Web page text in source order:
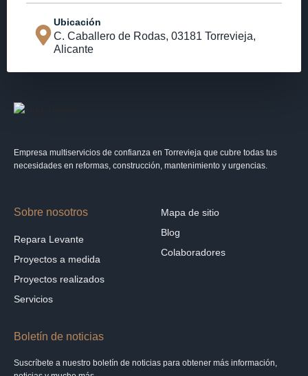
Ubicación
C. Caballero de Rodas, 03181 Torrevieja,
Alicante
Empresa multiservicios de confianza en Torrevieja que cubre todas tus
necesidades en reformas, construcción, mantenimiento y urgencias.
Sobre nosotros
Repara Levante
Proyectos a medida
Proyectos realizados
Servicios
Mapa de sitio
Blog
Colaboradores
Boletín de noticias
Suscríbete a nuestro boletín de noticias para obtener más información,